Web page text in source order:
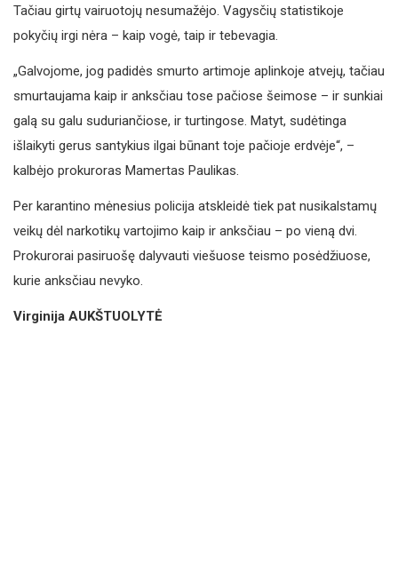
Tačiau girtų vairuotojų nesumažėjo. Vagysčių statistikoje
pokyčių irgi nėra – kaip vogė, taip ir tebevagia.
„Galvojome, jog padidės smurto artimoje aplinkoje atvejų, tačiau
smurtaujama kaip ir anksčiau tose pačiose šeimose – ir sunkiai
galą su galu suduriančiose, ir turtingose. Matyt, sudėtinga
išlaikyti gerus santykius ilgai būnant toje pačioje erdvėje“, –
kalbėjo prokuroras Mamertas Paulikas.
Per karantino mėnesius policija atskleidė tiek pat nusikalstamų
veikų dėl narkotikų vartojimo kaip ir anksčiau – po vieną dvi.
Prokurorai pasiruošę dalyvauti viešuose teismo posėdžiuose,
kurie anksčiau nevyko.
Virginija AUKŠTUOLYTĖ